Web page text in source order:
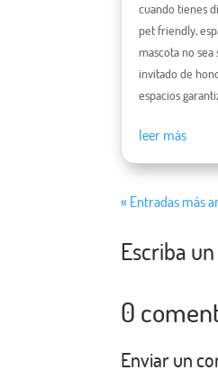
cuando tienes
pet friendly,
mascota no
invitado de
espacios
leer más
« Entradas más
Escriba
0
Enviar un